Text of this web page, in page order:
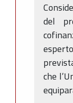
del
che